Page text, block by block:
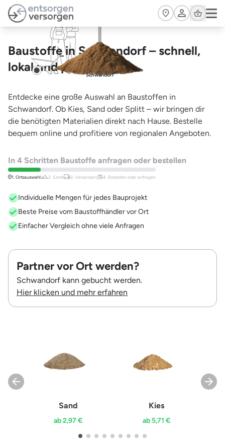
Zum Hauptinhalt springen
Cart
Baustoffe in Schwandorf – schnell,
lokal und preiswert
Schwandorf
Entdecke eine große Auswahl an Baustoffen in
Schwandorf. Ob Kies, Sand oder Splitt – wir bringen dir
die benötigten Materialien direkt nach Hause. Bestelle
bequem online und profitiere von regionalen Angeboten.
In 4 Schritten Baustoffe anfragen oder bestellen
1. Ortsauswahl 2. Sorte 3. Versandart, 4. Bestellen oder anfragen
Individuelle Mengen für jedes Bauprojekt
Beste Preise vom Baustoffhändler vor Ort
Einfacher Vergleich ohne viele Anfragen
Partner vor Ort werden?
Schwandorf kann gebucht werden.
Hier klicken und mehr erfahren
Sand
ab 2,97 €
Kies
ab 5,71 €